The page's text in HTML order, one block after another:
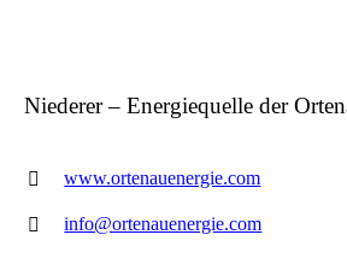
Niederer – Energiequelle der
www.ortenauenergie.com
info@ortenauenergie.com